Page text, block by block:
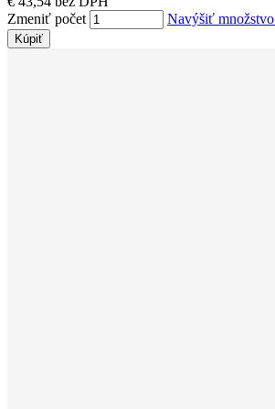
Zmeniť počet
Navýšiť množstvo
Kúpiť